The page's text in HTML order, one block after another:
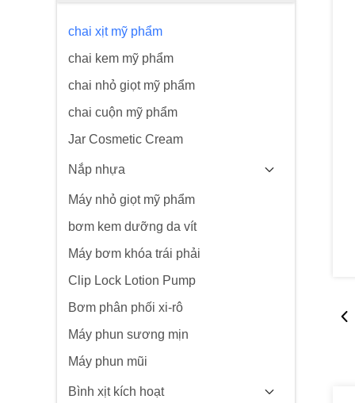
chai xịt mỹ phẩm
chai kem mỹ phẩm
chai nhỏ giọt mỹ phẩm
chai cuộn mỹ phẩm
Jar Cosmetic Cream
Nắp nhựa
Máy nhỏ giọt mỹ phẩm
bơm kem dưỡng da vít
Máy bơm khóa trái phải
Clip Lock Lotion Pump
Bơm phân phối xi-rô
Máy phun sương mịn
Máy phun mũi
Bình xịt kích hoạt